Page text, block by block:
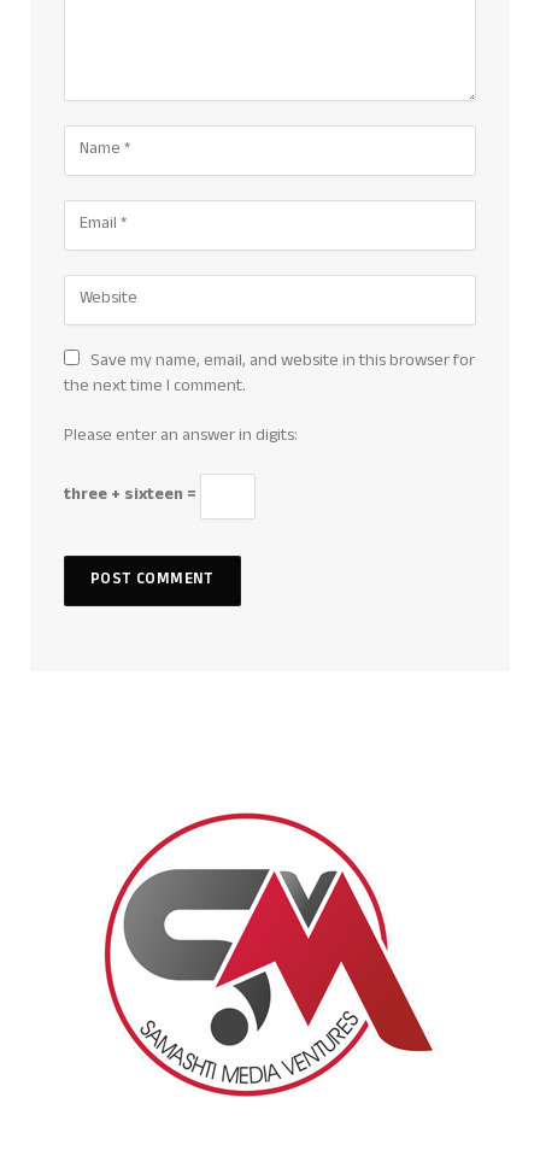
Save my name, email, and website in this browser for
the next time I comment.
Please enter an answer in digits:
three + sixteen =